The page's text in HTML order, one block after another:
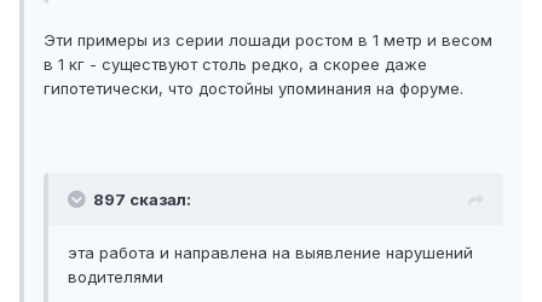
Эти примеры из серии лошади ростом в 1 метр и весом
в 1 кг - существуют столь редко, а скорее даже
гипотетически, что достойны упоминания на форуме.
897 сказал:
эта работа и направлена на выявление нарушений
водителями